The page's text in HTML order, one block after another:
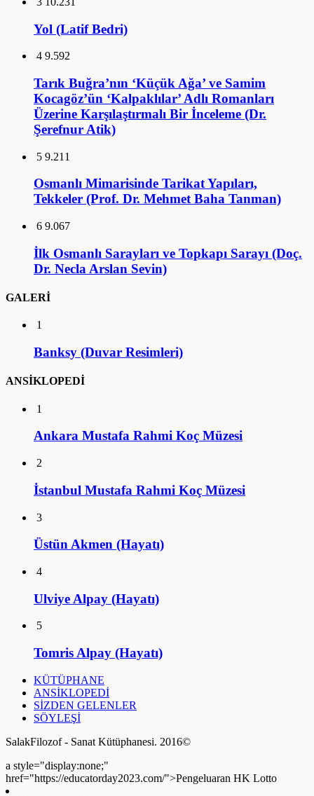
Yol (Latif Bedri)
4 9.592
Tarık Buğra’nın ‘Küçük Ağa’ ve Samim
Kocagöz’ün ‘Kalpaklılar’ Adlı Romanları
Üzerine Karşılaştırmalı Bir İnceleme (Dr.
Şerefnur Atik)
5 9.211
Osmanlı Mimarisinde Tarikat Yapıları,
Tekkeler (Prof. Dr. Mehmet Baha Tanman)
6 9.067
İlk Osmanlı Sarayları ve Topkapı Sarayı (Doç.
Dr. Necla Arslan Sevin)
GALERİ
1
Banksy (Duvar Resimleri)
ANSİKLOPEDİ
1
Ankara Mustafa Rahmi Koç Müzesi
2
İstanbul Mustafa Rahmi Koç Müzesi
3
Üstün Akmen (Hayatı)
4
Ulviye Alpay (Hayatı)
5
Tomris Alpay (Hayatı)
KÜTÜPHANE
ANSİKLOPEDİ
SİZDEN GELENLER
SÖYLEŞİ
SalakFilozof - Sanat Kütüphanesi. 2016©
a style="display:none;"
href="https://educatorday2023.com/">Pengeluaran HK Lotto